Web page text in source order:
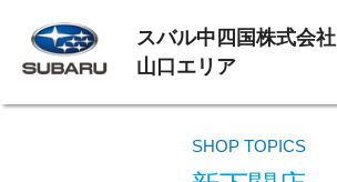
スバル中四国株式会社
山口エリア
SHOP TOPICS